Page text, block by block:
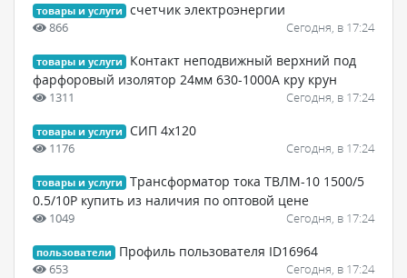
товары и услуги счетчик электроэнергии
866 Сегодня, в 17:24
товары и услуги
Контакт неподвижный верхний под
фарфоровый изолятор 24мм 630-1000А кру крун
1311 Сегодня, в 17:24
товары и услуги СИП 4х120
1176 Сегодня, в 17:24
товары и услуги
Трансформатор тока ТВЛМ-10 1500/5
0.5/10Р купить из наличия по оптовой цене
1049 Сегодня, в 17:24
пользователи Профиль пользователя ID16964
653 Сегодня, в 17:24